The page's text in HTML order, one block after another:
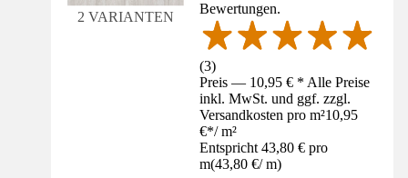
2 VARIANTEN
Bewertungen.
(3)
Preis — 10,95 € * Alle Preise
inkl. MwSt. und ggf. zzgl.
Versandkosten pro m²10,95
€*/ m²
Entspricht 43,80 € pro
m(43,80 €/ m)